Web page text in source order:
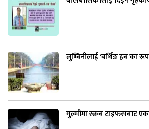
लुम्बिनीलाई ‘बर्थिङ हब’का
गुल्मीमा स्क्रब टाइफसबाट